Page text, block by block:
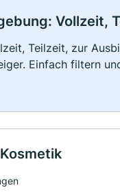
Vollzeit,
Teilzeit, zur
Einfach filtern